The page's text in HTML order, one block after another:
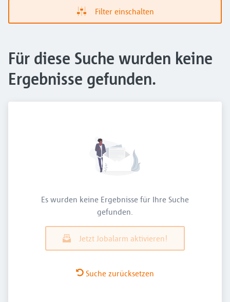
Filter einschalten
Für diese Suche wurden keine
Ergebnisse gefunden.
Es wurden keine Ergebnisse für Ihre Suche
gefunden.
Jetzt Jobalarm aktivieren!
Suche zurücksetzen